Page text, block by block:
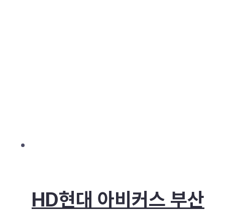
HD현대 아비커스 부산